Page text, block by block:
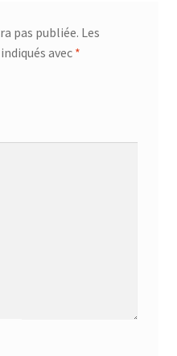
pas publiée. Les
avec *